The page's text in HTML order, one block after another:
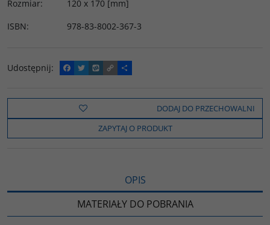
Rozmiar:
120 x 170 [mm]
ISBN: 978-83-8002-367-3
Udostępnij:
F
a
e
o
k
T
w
t
t
e
W
y
o
C
o
y
i
n
k
P
o
z
e
l
s
DODAJ DO PRZECHOWALNI
ZAPYTAJ O PRODUKT
OPIS
MATERIAŁY DO POBRANIA